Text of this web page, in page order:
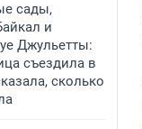
сады,
и
Джульетты:
съездила в
сколько